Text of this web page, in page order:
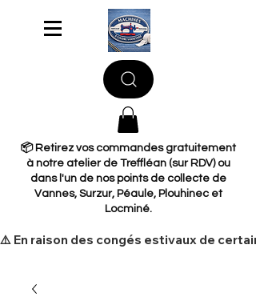
📦 Retirez vos commandes gratuitement
à notre atelier de Treffléan (sur RDV) ou
dans l'un de nos points de collecte de
Vannes, Surzur, Péaule, Plouhinec et
Locminé.
​⚠️ En raison des congés estivaux de